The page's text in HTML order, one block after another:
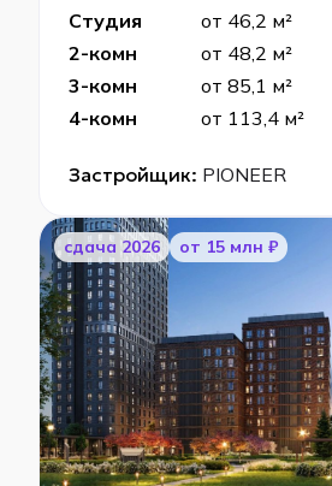
Студия от 46,2 м²
2-комн
от 48,2 м²
3-комн
от 85,1 м²
4-комн
от 113,4 м²
Застройщик: PIONEER
cдача 2026 от 15 млн ₽